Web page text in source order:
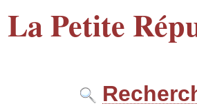
La Petite